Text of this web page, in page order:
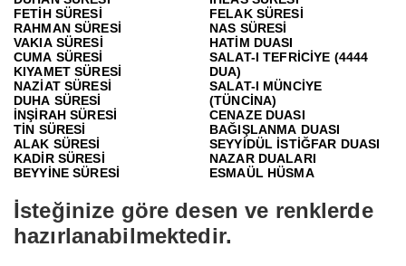
FETİH SÜRESİ
RAHMAN SÜRESİ
VAKIA SÜRESİ
CUMA SÜRESİ
KIYAMET SÜRESİ
NAZİAT SÜRESİ
DUHA SÜRESİ
İNŞİRAH SÜRESİ
TİN SÜRESİ
ALAK SÜRESİ
KADİR SÜRESİ
BEYYİNE SÜRESİ
FELAK SÜRESİ
NAS SÜRESİ
HATİM DUASI
SALAT-I TEFRİCİYE (4444
DUA)
SALAT-I MÜNCİYE
(TÜNCİNA)
CENAZE DUASI
BAĞIŞLANMA DUASI
SEYYİDÜL İSTİĞFAR DUASI
NAZAR DUALARI
ESMAÜL HÜSMA
İsteğinize göre desen ve renklerde
hazırlanabilmektedir.